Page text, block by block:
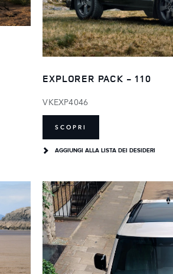
EXPLORER PACK - 110
VKEXP4046
SCOPRI
AGGIUNGI ALLA LISTA DEI DESIDERI